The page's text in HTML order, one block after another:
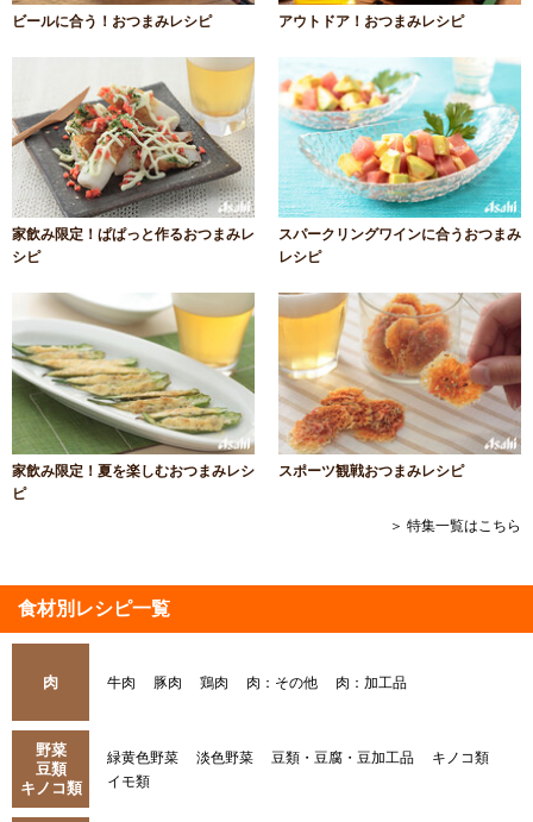
ビールに合う！おつまみレシピ アウトドア！おつまみレシピ
家飲み限定！ぱぱっと作るおつまみレ
シピ
スパークリングワインに合うおつまみ
レシピ
家飲み限定！夏を楽しむおつまみレシ
ピ
スポーツ観戦おつまみレシピ
＞ 特集一覧はこちら
食材別レシピ一覧
肉 牛肉 豚肉 鶏肉 肉：その他 肉：加工品
野菜
豆類
キノコ類
緑黄色野菜 淡色野菜 豆類・豆腐・豆加工品
キノコ類
イモ類